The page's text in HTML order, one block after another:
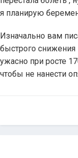
я планирую
Изначально вам
быстрого снижения
ужасно при росте
чтобы не нанести